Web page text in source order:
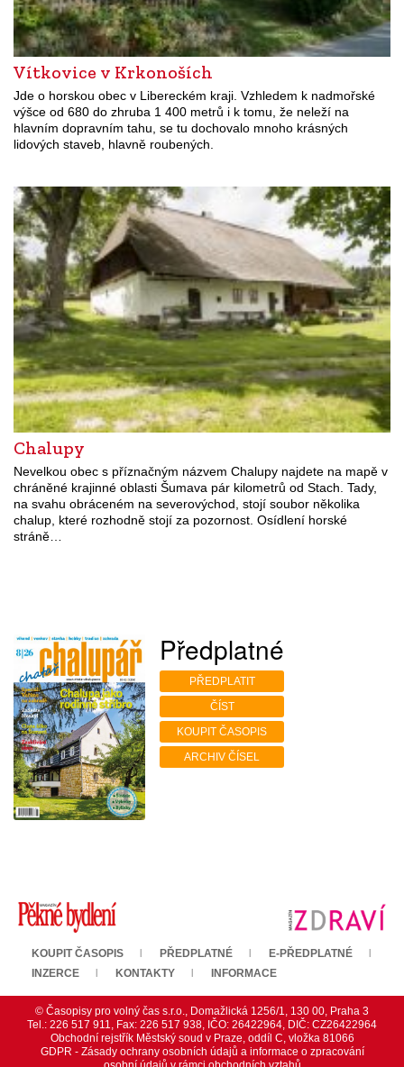
Vítkovice v Krkonoších
Jde o horskou obec v Libereckém kraji. Vzhledem k nadmořské
výšce od 680 do zhruba 1 400 metrů i k tomu, že neleží na
hlavním dopravním tahu, se tu dochovalo mnoho krásných
lidových staveb, hlavně roubených.
Chalupy
Nevelkou obec s příznačným názvem Chalupy najdete na mapě v
chráněné krajinné oblasti Šumava pár kilometrů od Stach. Tady,
na svahu obráceném na severovýchod, stojí soubor několika
chalup, které rozhodně stojí za pozornost. Osídlení horské
stráně…
Předplatné
PŘEDPLATIT
ČÍST
KOUPIT ČASOPIS
ARCHIV ČÍSEL
KOUPIT ČASOPIS PŘEDPLATNÉ
E-PŘEDPLATNÉ
INZERCE
KONTAKTY INFORMACE
© Časopisy pro volný čas s.r.o., Domažlická 1256/1, 130 00, Praha 3
Tel.: 226 517 911, Fax: 226 517 938, IČO: 26422964, DIČ: CZ26422964
Obchodní rejstřík Městský soud v Praze, oddíl C, vložka 81066
GDPR - Zásady ochrany osobních údajů a informace o zpracování